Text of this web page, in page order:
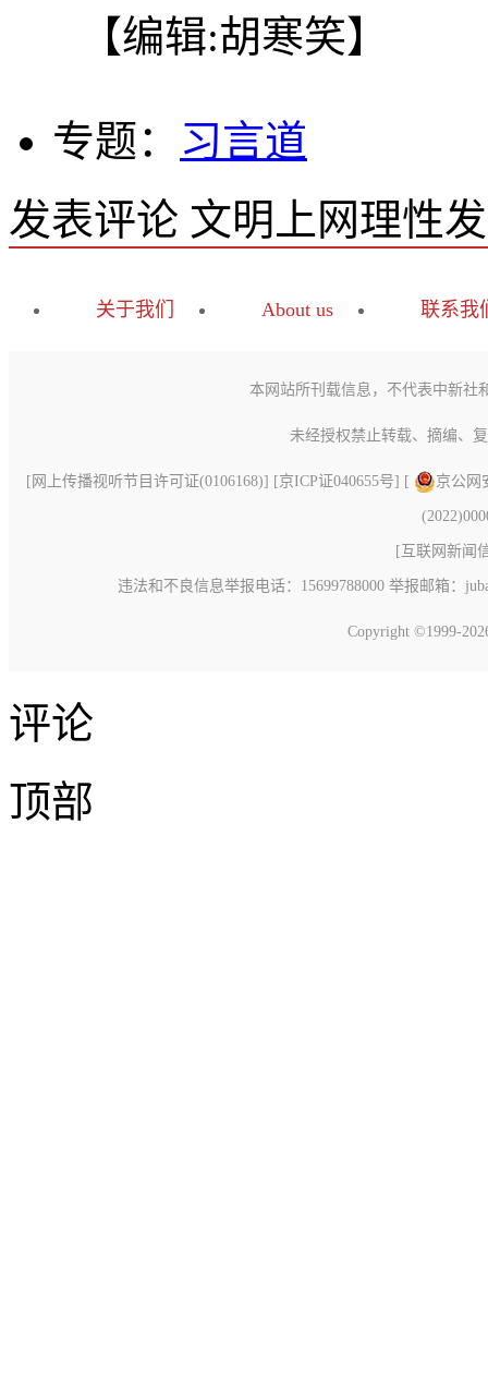
【编辑:胡寒笑】
专题： 习言道
发表评论 文明上网理性
关于我们 About us 联系我
本网站所刊载信息，不代表中新社
未经授权禁止转载、摘编、
[ 网上传播视听节目许可证(0106168)] [京ICP证040655号] [ 京公网
[ 互联网新闻
违法和不良信息举报电话：15699788000 举报邮箱：
Copyright ©1999-
评论
顶部